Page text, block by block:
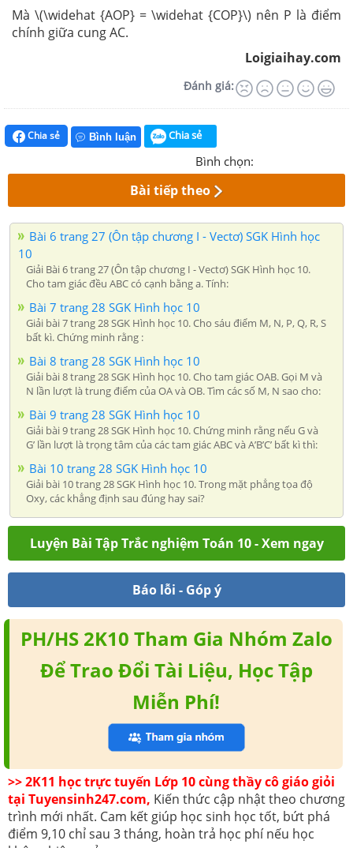
Mà \(\widehat {AOP} = \widehat {COP}\) nên P là điểm
chính giữa cung AC.
Loigiaihay.com
Đánh giá:
Chia sẻ Bình luận Chia sẻ
Bình chọn:
Bài tiếp theo
Bài 6 trang 27 (Ôn tập chương I - Vectơ) SGK Hình học
10
Giải Bài 6 trang 27 (Ôn tập chương I - Vectơ) SGK Hình học 10.
Cho tam giác đều ABC có cạnh bằng a. Tính:
Bài 7 trang 28 SGK Hình học 10
Giải bài 7 trang 28 SGK Hình học 10. Cho sáu điểm M, N, P, Q, R, S
bất kì. Chứng minh rằng :
Bài 8 trang 28 SGK Hình học 10
Giải bài 8 trang 28 SGK Hình học 10. Cho tam giác OAB. Gọi M và
N lần lượt là trung điểm của OA và OB. Tìm các số M, N sao cho:
Bài 9 trang 28 SGK Hình học 10
Giải bài 9 trang 28 SGK Hình học 10. Chứng minh rằng nếu G và
G’ lần lượt là trọng tâm của các tam giác ABC và A’B’C’ bất kì thì:
Bài 10 trang 28 SGK Hình học 10
Giải bài 10 trang 28 SGK Hình học 10. Trong mặt phẳng tọa độ
Oxy, các khẳng định sau đúng hay sai?
Luyện Bài Tập Trắc nghiệm Toán 10 - Xem ngay
Báo lỗi - Góp ý
PH/HS 2K10 Tham Gia Nhóm Zalo
Để Trao Đổi Tài Liệu, Học Tập
Miễn Phí!
>> 2K11 học trực tuyến Lớp 10 cùng thầy cô giáo giỏi
tại Tuyensinh247.com, Kiến thức cập nhật theo chương
trình mới nhất. Cam kết giúp học sinh học tốt, bứt phá
điểm 9,10 chỉ sau 3 tháng, hoàn trả học phí nếu học